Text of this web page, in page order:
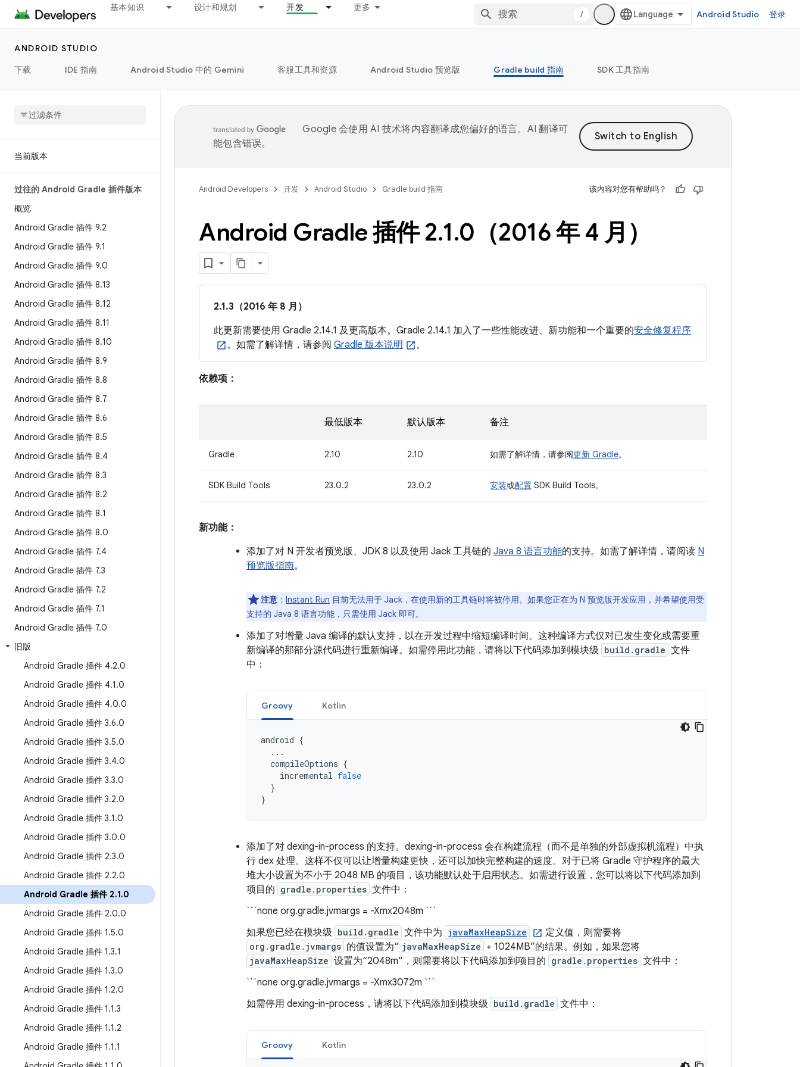
基本知识 设计和规划 开发 更多
/ Android Studio 登录
ANDROID STUDIO
下载
IDE 指南 Android Studio 中的 Gemini 客服工具和资源 Android Studio 预览版 Gradle build 指南 SDK 工具指南
当前版本
过往的 Android Gradle 插件版本
概览
Android Gradle 插件 9.2
Android Gradle 插件 9.1
Android Gradle 插件 9.0
Android Gradle 插件 8.13
Android Gradle 插件 8.12
Android Gradle 插件 8.11
Android Gradle 插件 8.10
Android Gradle 插件 8.9
Android Gradle 插件 8.8
Android Gradle 插件 8.7
Android Gradle 插件 8.6
Android Gradle 插件 8.5
Android Gradle 插件 8.4
Android Gradle 插件 8.3
Android Gradle 插件 8.2
Android Gradle 插件 8.1
Android Gradle 插件 8.0
Android Gradle 插件 7.4
Android Gradle 插件 7.3
Android Gradle 插件 7.2
Android Gradle 插件 7.1
Android Gradle 插件 7.0
旧版
Android Gradle 插件 4.2.0
Android Gradle 插件 4.1.0
Android Gradle 插件 4.0.0
Android Gradle 插件 3.6.0
Android Gradle 插件 3.5.0
Android Gradle 插件 3.4.0
Android Gradle 插件 3.3.0
Android Gradle 插件 3.2.0
Android Gradle 插件 3.1.0
Android Gradle 插件 3.0.0
Android Gradle 插件 2.3.0
Android Gradle 插件 2.2.0
Android Gradle 插件 2.1.0
Android Gradle 插件 2.0.0
Android Gradle 插件 1.5.0
Android Gradle 插件 1.3.1
Android Gradle 插件 1.3.0
Android Gradle 插件 1.2.0
Android Gradle 插件 1.1.3
Android Gradle 插件 1.1.2
Android Gradle 插件 1.1.1
Google 会使用 AI 技术将内容翻译成您偏好的语言。AI 翻译可
能包含错误。
Android Developers 开发 Android Studio Gradle build 指南 该内容对您有帮助吗？
Android Gradle 插件 2.1.0（2016 年 4 月）
2.1.3（2016 年 8 月）
此更新需要使用 Gradle 2.14.1 及更高版本。Gradle 2.14.1 加入了一些性能改进、新功能和一个重要的安全修复程序
。如需了解详情，请参阅 Gradle 版本说明 。
依赖项：
最低版本 默认版本 备注
Gradle 2.10 2.10 如需了解详情，请参阅更新 Gradle。
SDK Build Tools 23.0.2 23.0.2 安装或配置 SDK Build Tools。
新功能：
添加了对 N 开发者预览版、JDK 8 以及使用 Jack 工具链的 Java 8 语言功能的支持。如需了解详情，请阅读 N
预览版指南。
注意 ： Instant Run 目前无法用于 Jack，在使用新的工具链时将被停用。如果您正在为 N 预览版开发应用，并希望使用受
支持的 Java 8 语言功能，只需使用 Jack 即可。
添加了对增量 Java 编译的默认支持，以在开发过程中缩短编译时间。这种编译方式仅对已发生变化或需要重
新编译的那部分源代码进行重新编译。如需停用此功能，请将以下代码添加到模块级 build.gradle 文件
中：
Groovy Kotlin
android {
...
compileOptions {
incremental false
}
}
添加了对 dexing-in-process 的支持。dexing-in-process 会在构建流程（而不是单独的外部虚拟机流程）中执
行 dex 处理。这样不仅可以让增量构建更快，还可以加快完整构建的速度。对于已将 Gradle 守护程序的最大
堆大小设置为不小于 2048 MB 的项目，该功能默认处于启用状态。如需进行设置，您可以将以下代码添加到
项目的 gradle.properties 文件中：
```none org.gradle.jvmargs = -Xmx2048m ```
如果您已经在模块级 build.gradle 文件中为 javaMaxHeapSize 定义值，则需要将
org.gradle.jvmargs 的值设置为“ javaMaxHeapSize + 1024MB”的结果。例如，如果您将
javaMaxHeapSize 设置为“2048m”，则需要将以下代码添加到项目的 gradle.properties 文件中：
```none org.gradle.jvmargs = -Xmx3072m ```
如需停用 dexing-in-process，请将以下代码添加到模块级 build.gradle 文件中：
Groovy Kotlin